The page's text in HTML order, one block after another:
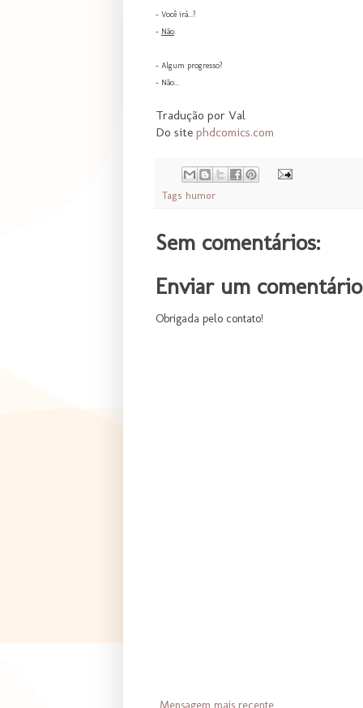
- Você irá...?
- Não.
- Algum progresso?
- Não...
Tradução por Val
Do site phdcomics.com
Tags humor
Sem comentários:
Enviar um comentário
Obrigada pelo contato!
Mensagem mais recente